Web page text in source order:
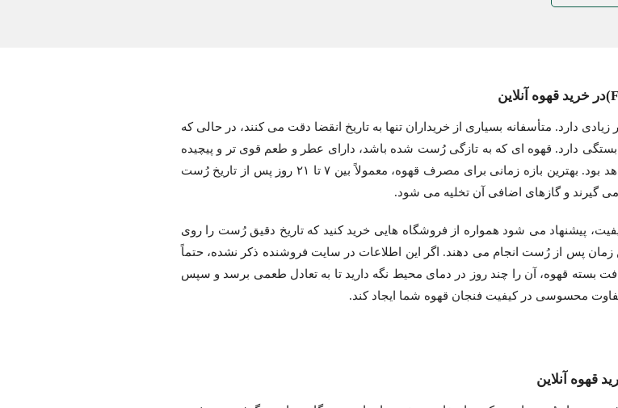
دارد. متأسفانه بسیاری از خریداران تنها به تاریخ انقضا دقت می کنند، در حالی که
دارد. قهوه ای که به تازگی رُست شده باشد، دارای عطر و طعم قوی تر و پیچیده
تری است و تجربه نوشیدن آن به مراتب لذت بخش تر خواهد بود. بهترین بازه زمانی برای مصرف قهوه، معمولاً بین ۷ تا ۲۱ روز پس از تاریخ رُست
گیرند و گازهای اضافی آن تخلیه می شود.
پیشنهاد می شود همواره از فروشگاه هایی خرید کنید که تاریخ دقیق رُست را روی
زمان پس از رُست انجام می دهند. اگر این اطلاعات در سایت فروشنده ذکر نشده، حتماً
بسته قهوه، آن را چند روز در دمای محیط نگه دارید تا به تعادل طعمی برسد و سپس
محسوسی در کیفیت فنجان قهوه شما ایجاد کند.